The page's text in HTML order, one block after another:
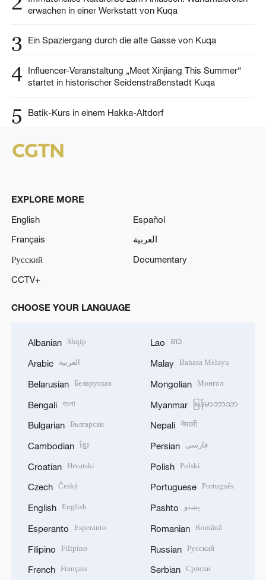
erwachen in einer Werkstatt von Kuqa
3 Ein Spaziergang durch die alte Gasse von Kuqa
4 Influencer-Veranstaltung „Meet Xinjiang This Summer“
startet in historischer Seidenstraßenstadt Kuqa
5 Batik-Kurs in einem Hakka-Altdorf
EXPLORE MORE
English
Español
Français
العربية
Русский
Documentary
CCTV+
CHOOSE YOUR LANGUAGE
Albanian Shqip
Arabic العربية
Belarusian Беларуская
Bengali বাংলা
Bulgarian Български
Cambodian ខ្មែរ
Croatian Hrvatski
Czech Český
English English
Esperanto Esperanto
Filipino Filipino
French Français
Lao ລາວ
Malay Bahasa Melayu
Mongolian Монгол
Myanmar မြန်မာဘာသာ
Nepali नेपाली
Persian فارسی
Polish Polski
Portuguese Português
Pashto پښتو
Romanian Română
Russian Русский
Serbian Српски